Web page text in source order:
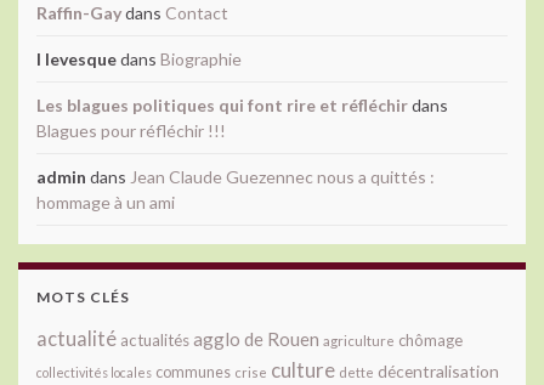
Raffin-Gaydans Contact
l levesquedans Biographie
Les blagues politiques qui font rire et réfléchirdans
Blagues pour réfléchir !!!
admin dans Jean Claude Guezennec nous a quittés :
hommage à un ami
MOTS CLÉS
actualité actualitésagglo de Rouen agriculture chômage
collectivités locales communes crise culture dette décentralisation